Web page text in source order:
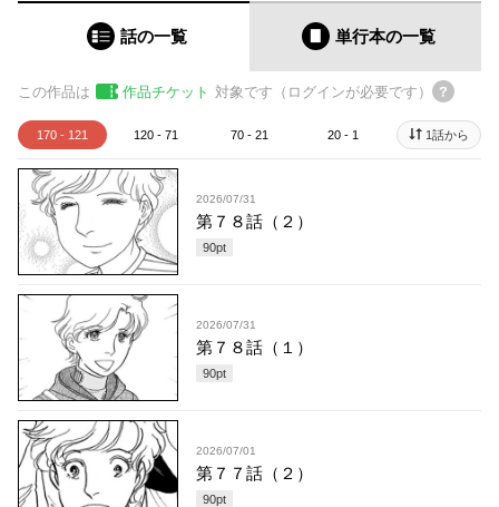
話の一覧 単行本の一覧
この作品は 作品チケット 対象です（ログインが必要です）
170 - 121 120 - 71 70 - 21 20 - 1 1話から
2026/07/31
第７８話（２）
90pt
2026/07/31
第７８話（１）
90pt
2026/07/01
第７７話（２）
90pt